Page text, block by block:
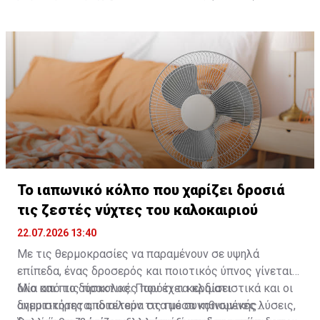
Το ιαπωνικό κόλπο που χαρίζει δροσιά
τις ζεστές νύχτες του καλοκαιριού
22.07.2026 13:40
Με τις θερμοκρασίες να παραμένουν σε υψηλά
επίπεδα, ένας δροσερός και ποιοτικός ύπνος γίνεται
όλο και πιο δύσκολος. Παρότι τα κλιματιστικά και οι
ανεμιστήρες αποτελούν τις πιο συνηθισμένες λύσεις,
Μία από τις πρακτικές που έχει κερδίσει
δημοτικότητα, ιδιαίτερα στα μέσα κοινωνικής